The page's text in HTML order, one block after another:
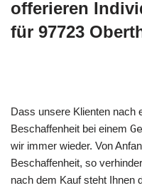
offerieren
für 97723
Dass unsere Klienten nach
Beschaffenheit bei einem
wir immer wieder. Von
Beschaffenheit, so
nach dem Kauf steht Ihnen